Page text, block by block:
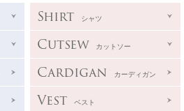
Shirt シャツ
Cutsew カットソー
Cardigan カーディガン
Vest ベスト